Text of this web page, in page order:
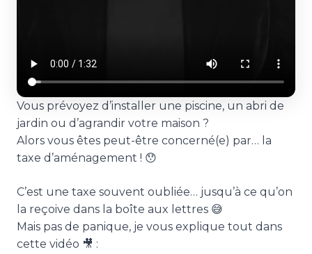
Vous prévoyez d’installer une piscine, un abri de
jardin ou d’agrandir votre maison ?
Alors vous êtes peut-être concerné(e) par… la
taxe d’aménagement ! 😯
C’est une taxe souvent oubliée… jusqu’à ce qu’on
la reçoive dans la boîte aux lettres 😅
Mais pas de panique, je vous explique tout dans
cette vidéo 🎥 :